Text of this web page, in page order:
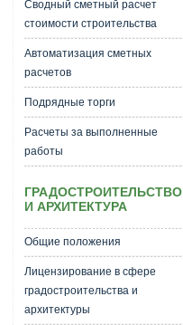
Сводный сметный расчет
стоимости строительства
Автоматизация сметных
расчетов
Подрядные торги
Расчеты за выполненные
работы
ГРАДОСТРОИТЕЛЬСТВО
И АРХИТЕКТУРА
Общие положения
Лицензирование в сфере
градостроительства и
архитектуры